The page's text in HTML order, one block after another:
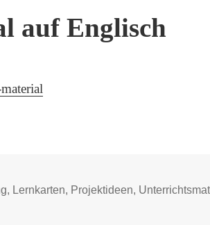
auf Englisch
, Lernkarten, Projektideen,